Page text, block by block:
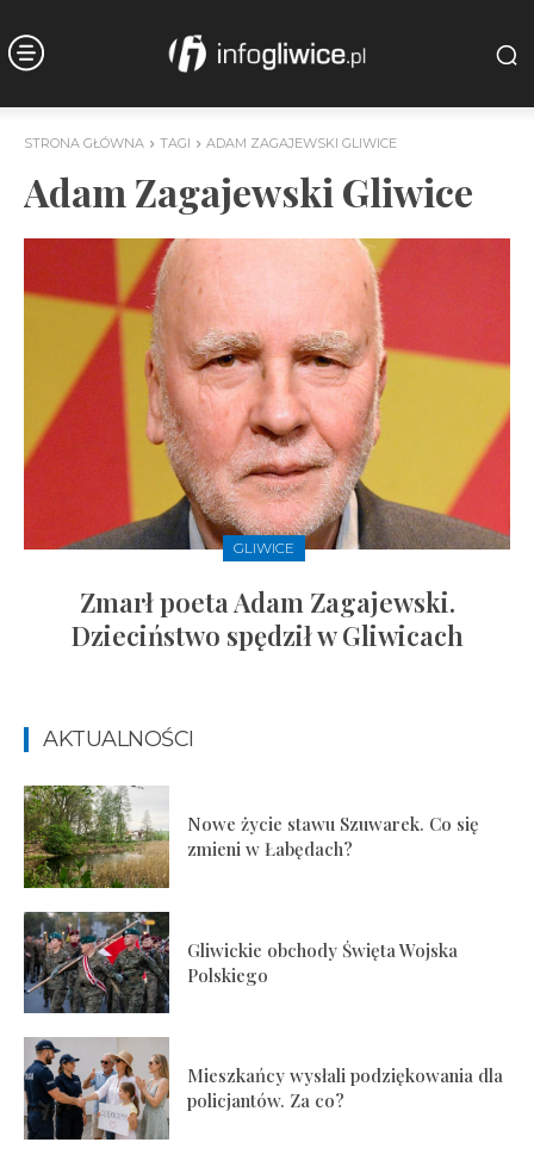
STRONA GŁÓWNA TAGI ADAM ZAGAJEWSKI GLIWICE
Adam Zagajewski Gliwice
GLIWICE
Zmarł poeta Adam Zagajewski.
Dzieciństwo spędził w Gliwicach
AKTUALNOŚCI
Nowe życie stawu Szuwarek. Co się
zmieni w Łabędach?
Gliwickie obchody Święta Wojska
Polskiego
Mieszkańcy wysłali podziękowania dla
policjantów. Za co?